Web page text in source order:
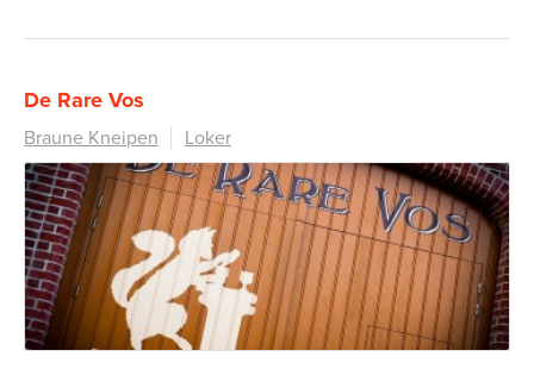
De Rare Vos
Braune Kneipen Loker